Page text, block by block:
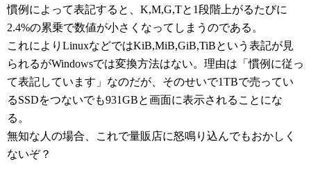
慣例によって表記すると、K,M,G,Tと1段階上がるたびに
2.4%の累乗で数値が小さくなってしまうのである。
これによりLinuxなどではKiB,MiB,GiB,TiBという表記が見
られるがWindowsでは変換方法はない。理由は「慣例に従っ
て表記しています」なのだが、そのせいで1TBで売ってい
るSSDをつないでも931GBと画面に表示されることにな
る。
無知な人の場合、これで量販店に怒鳴り込んでもおかしく
ないぞ？